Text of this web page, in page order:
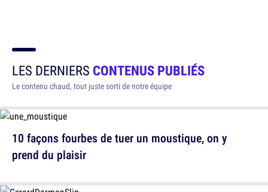
LES DERNIERS CONTENUS PUBLIÉS
Le contenu chaud, tout juste sorti de notre équipe
10 façons fourbes de tuer un moustique, on y
prend du plaisir